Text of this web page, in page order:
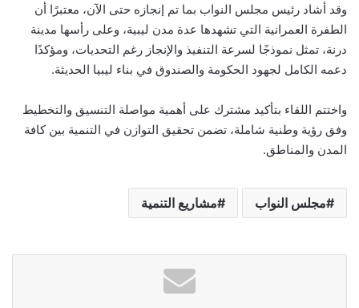
وقد أشاد رئيس مجلس النواب بما تم إنجازه حتى الآن، معتبرًا أن
الطفرة العمرانية التي تشهدها عدة مدن ليبية، وعلى رأسها مدينة
درنة، تمثل نموذجًا لسرعة التنفيذ والإنجاز رغم التحديات، ومؤكدًا
دعمه الكامل لجهود الحكومة والصندوق في بناء ليبيا الحديثة.
واختتم اللقاء بتأكيد مشترك على أهمية مواصلة التنسيق والتخطيط
وفق رؤية وطنية شاملة، تضمن تحقيق التوازن في التنمية بين كافة
المدن والمناطق.
مجلس النواب مشاريع التنمية